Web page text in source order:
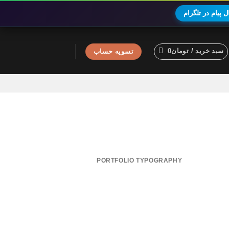
پیام در تلگرام
سبد خرید / تومان0 تسویه حساب
PORTFOLIO TYPOGRAPHY